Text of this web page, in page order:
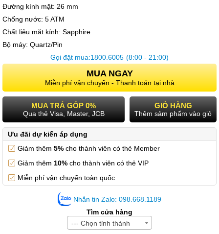
Đường kính mặt: 26 mm
Chống nước: 5 ATM
Chất liệu mặt kính: Sapphire
Bộ máy: Quartz/Pin
Gọi đặt mua:1800.6005 (8:00 - 21:00)
MUA NGAY
Miễn phí vận chuyển - Thanh toán tại nhà
MUA TRẢ GÓP 0%
Qua thẻ Visa, Master, JCB
GIỎ HÀNG
Thêm sảm phẩm vào giỏ
Ưu đãi dự kiến áp dụng
Giảm thêm 5% cho thành viên có thẻ Member
Giảm thêm 10% cho thành viên có thẻ VIP
Miễn phí vận chuyển toàn quốc
Nhắn tin Zalo: 098.668.1189
Tìm cửa hàng
--- Chọn tỉnh thành